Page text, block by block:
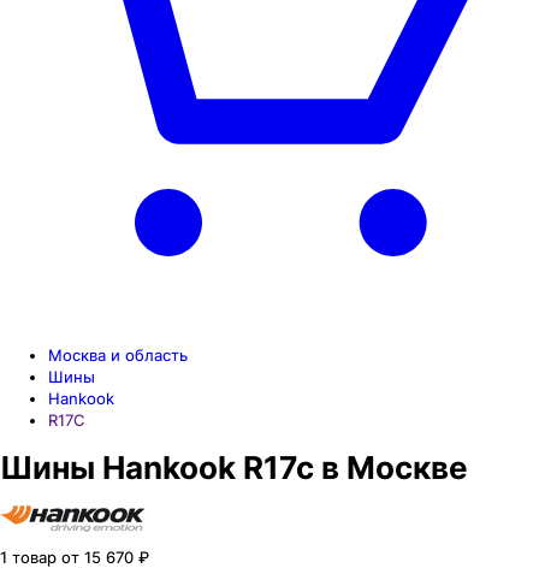
Москва и область
Шины
Hankook
R17C
Шины Hankook R17c в Москве
1 товар от 15 670 ₽